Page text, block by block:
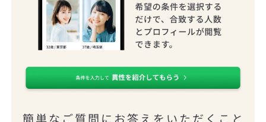
簡単なご質問にお答えをいただくこと